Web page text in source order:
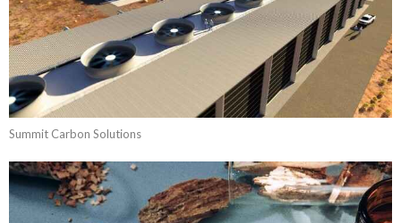
Summit Carbon Solutions